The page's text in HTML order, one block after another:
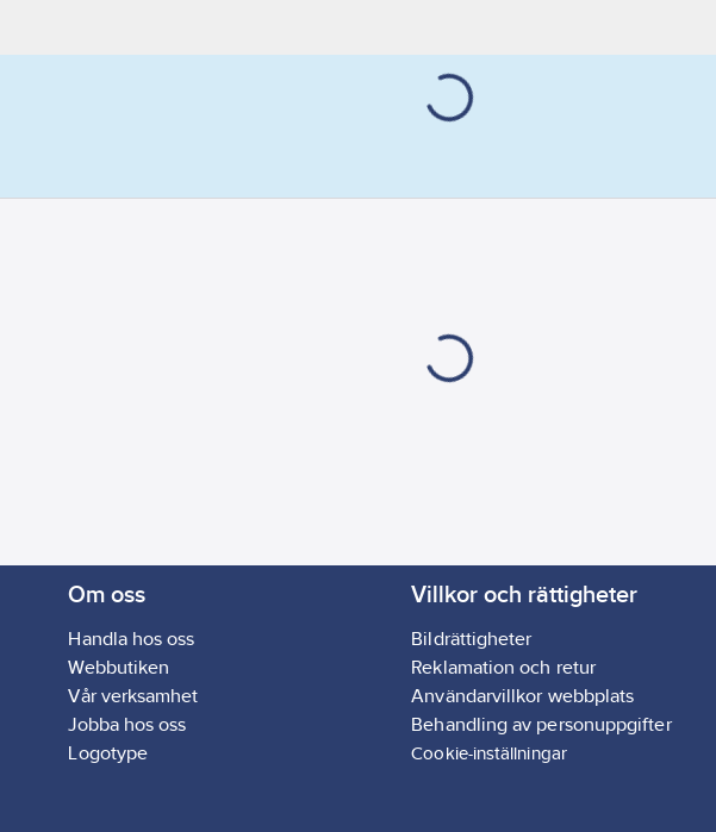
Märkspänning:250V
Om oss
Handla hos oss
Webbutiken
Vår verksamhet
Jobba hos oss
Logotype
Villkor och rättigheter
Bildrättigheter
Reklamation och retur
Användarvillkor webbplats
Behandling av personuppgifter
Cookie-inställningar